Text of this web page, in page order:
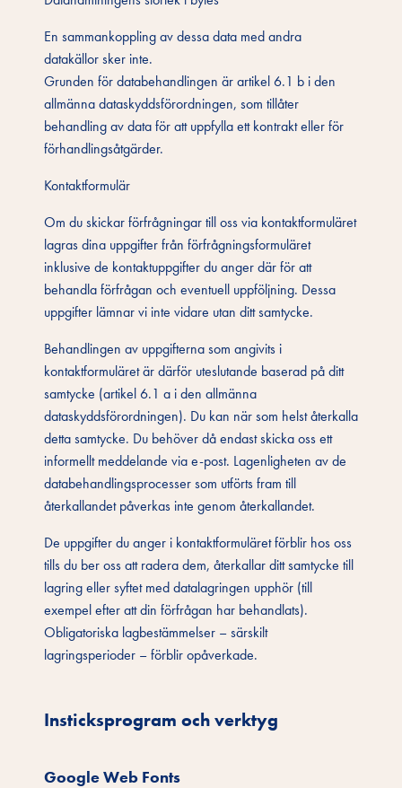
En sammankoppling av dessa data med andra
datakällor sker inte.
Grunden för databehandlingen är artikel 6.1 b i den
allmänna dataskyddsförordningen, som tillåter
behandling av data för att uppfylla ett kontrakt eller för
förhandlingsåtgärder.
Kontaktformulär
Om du skickar förfrågningar till oss via kontaktformuläret
lagras dina uppgifter från förfrågningsformuläret
inklusive de kontaktuppgifter du anger där för att
behandla förfrågan och eventuell uppföljning. Dessa
uppgifter lämnar vi inte vidare utan ditt samtycke.
Behandlingen av uppgifterna som angivits i
kontaktformuläret är därför uteslutande baserad på ditt
samtycke (artikel 6.1 a i den allmänna
dataskyddsförordningen). Du kan när som helst återkalla
detta samtycke. Du behöver då endast skicka oss ett
informellt meddelande via e-post. Lagenligheten av de
databehandlingsprocesser som utförts fram till
återkallandet påverkas inte genom återkallandet.
De uppgifter du anger i kontaktformuläret förblir hos oss
tills du ber oss att radera dem, återkallar ditt samtycke till
lagring eller syftet med datalagringen upphör (till
exempel efter att din förfrågan har behandlats).
Obligatoriska lagbestämmelser – särskilt
lagringsperioder – förblir opåverkade.
Insticksprogram och verktyg
Google Web Fonts